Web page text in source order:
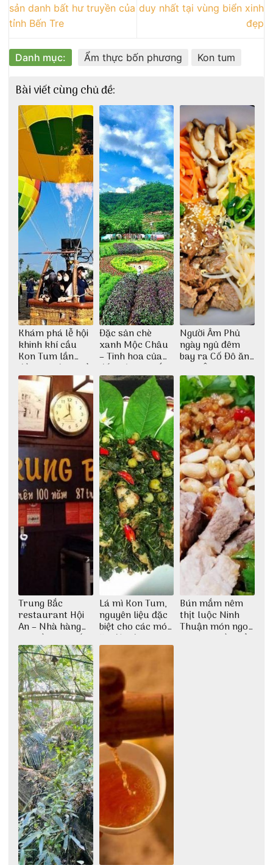
sản danh bất hư truyền của
tỉnh Bến Tre
duy nhất tại vùng biển xinh
đẹp
Danh mục: Ẩm thực bốn phương Kon tum
Bài viết cùng chủ đề:
Khám phá lễ hội
khinh khí cầu
Kon Tum lần
đầu tiên được tổ
chức
Đặc sản chè
xanh Mộc Châu
– Tinh hoa của
đất trời Tây Bắc
Người Âm Phủ
ngày ngủ đêm
bay ra Cố Đô ăn
Cơm Âm Phủ
Huế
Trung Bắc
restaurant Hội
An – Nhà hàng
cao lầu có thiết
kế vô cùng ấn
tượng giữa lòng
phố Hội
Lá mì Kon Tum,
nguyên liệu đặc
biệt cho các món
ăn độc đáo
Bún mắm nêm
thịt luộc Ninh
Thuận món ngon
dân dã miền biển